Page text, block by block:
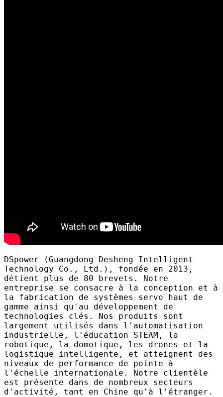
DSpower (Guangdong Desheng Intelligent
Technology Co., Ltd.), fondée en 2013,
détient plus de 80 brevets. Notre
entreprise se consacre à la conception et à
la fabrication de systèmes servo haut de
gamme ainsi qu'au développement de
technologies clés. Nos produits sont
largement utilisés dans l'automatisation
industrielle, l'éducation STEAM, la
robotique, la domotique, les drones et la
logistique intelligente, et atteignent des
niveaux de performance de pointe à
l'échelle internationale. Notre clientèle
est présente dans de nombreux secteurs
d'activité, tant en Chine qu'à l'étranger.